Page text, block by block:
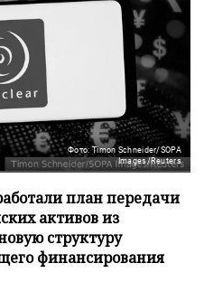
Фото: Timon Schneider/SOPA
Images/Reuters
план передачи
активов из
структуру
финансирования